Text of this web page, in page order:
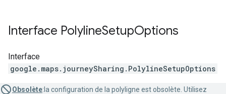
Interface PolylineSetupOptions
Interface
google.maps.journeySharing . PolylineSetupOptions
Obsolète:la configuration de la polyligne est obsolète. Utilisez